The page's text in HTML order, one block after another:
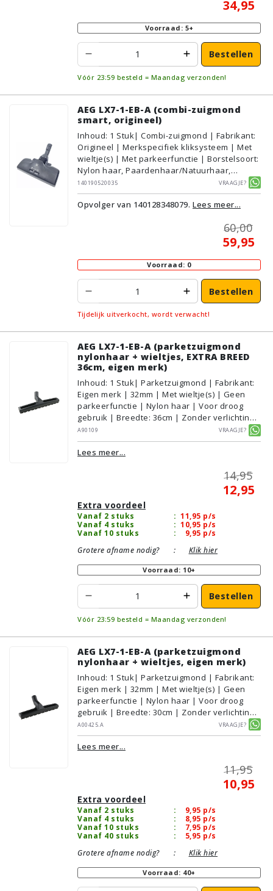
34,95
Voorraad: 5+
Bestellen
Vóór 23:59 besteld = Maandag verzonden!
AEG LX7-1-EB-A (combi-zuigmond
smart, origineel)
Inhoud: 1 Stuk| Combi-zuigmond | Fabrikant:
Origineel | Merkspecifiek kliksysteem | Met
wieltje(s) | Met parkeerfunctie | Borstelsoort:
Nylon haar, Paardenhaar/Natuurhaar,
Rubber, Harde borstelrol | Voor droog
gebruik | Zonder verlichting | Met
kliksysteem | Zwart | AEG/Electrolux |
140190520035 Vraagje?
Opvolger van 140128348079. Lees meer...
60,00
59,95
Voorraad: 0
Bestellen
Tijdelijk uitverkocht, wordt verwacht!
AEG LX7-1-EB-A (parketzuigmond
nylonhaar + wieltjes, EXTRA BREED
36cm, eigen merk)
Inhoud: 1 Stuk| Parketzuigmond | Fabrikant:
Eigen merk | 32mm | Met wieltje(s) | Geen
parkeerfunctie | Nylon haar | Voor droog
gebruik | Breedte: 36cm | Zonder verlichting |
Zonder kliksysteem | Zwart | Alternatief |
Geschikt voor vloertype: Plavuizen/Tegels,
Parket/Laminaat, PVC/Vinyl
A90109 Vraagje?
Lees meer...
14,95
12,95
Extra voordeel
Vanaf 2 stuks : 11,95 p/s
Vanaf 4 stuks
: 10,95 p/s
Vanaf 10 stuks
: 9,95 p/s
Grotere afname nodig?
: Klik hier
Voorraad: 10+
Bestellen
Vóór 23:59 besteld = Maandag verzonden!
AEG LX7-1-EB-A (parketzuigmond
nylonhaar + wieltjes, eigen merk)
Inhoud: 1 Stuk| Parketzuigmond | Fabrikant:
Eigen merk | 32mm | Met wieltje(s) | Geen
parkeerfunctie | Nylon haar | Voor droog
gebruik | Breedte: 30cm | Zonder verlichting |
Zonder kliksysteem | Zwart | Alternatief |
Geschikt voor vloertype: Plavuizen/Tegels,
Parket/Laminaat, PVC/Vinyl
A00425.A Vraagje?
Lees meer...
11,95
10,95
Extra voordeel
Vanaf 2 stuks : 9,95 p/s
Vanaf 4 stuks
: 8,95 p/s
Vanaf 10 stuks
: 7,95 p/s
Vanaf 40 stuks
: 5,95 p/s
Grotere afname nodig?
: Klik hier
Voorraad: 40+